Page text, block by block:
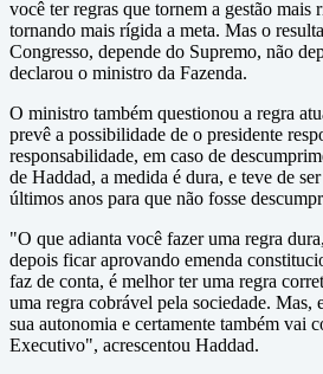
você ter regras que tornem a gestão mais
tornando mais rígida a meta. Mas o
Congresso, depende do Supremo, não
declarou o ministro da Fazenda.
O ministro também questionou a regra
prevê a possibilidade de o presidente
responsabilidade, em caso de
de Haddad, a medida é dura, e teve de
últimos anos para que não fosse
"O que adianta você fazer uma regra
depois ficar aprovando emenda
faz de conta, é melhor ter uma regra
uma regra cobrável pela sociedade. Mas,
sua autonomia e certamente também vai
Executivo", acrescentou Haddad.